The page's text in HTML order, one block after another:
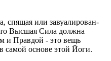
спящая или завуалирован­
Высшая Сила должна
и Правдой - это вещь
самой основе этой Йоги.